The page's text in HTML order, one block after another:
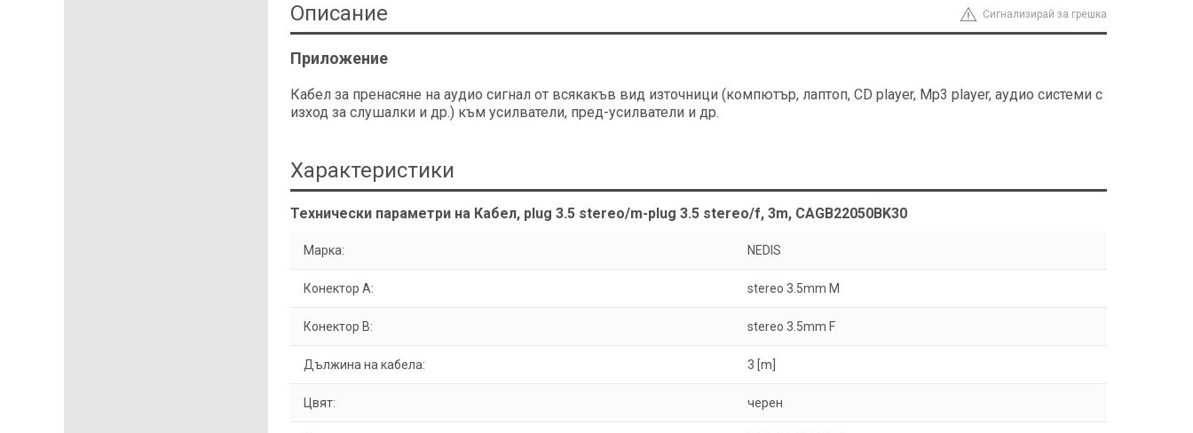
Сигнализирай за грешка
Описание
Приложение
Кабел за пренасяне на аудио сигнал от всякакъв вид източници (компютър, лаптоп, CD player, Mp3 player, аудио системи с
изход за слушалки и др.) към усилватели, пред-усилватели и др.
Характеристики
Технически параметри на Кабел, plug 3.5 stereo/m-plug 3.5 stereo/f, 3m, CAGB22050BK30
Марка: NEDIS
Конектор A: stereo 3.5mm M
Конектор B: stereo 3.5mm F
Дължина на кабела: 3 [m]
Цвят: черен